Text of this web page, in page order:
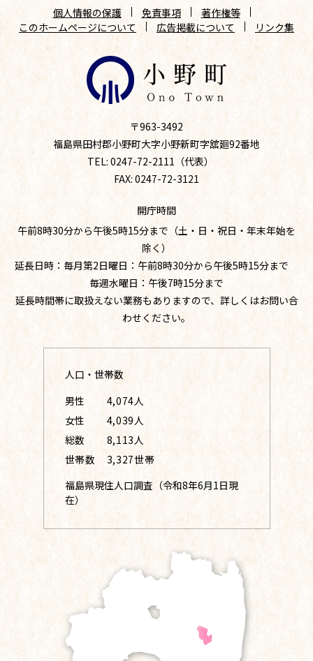
個人情報の保護 免責事項
著作権等
このホームページについて
広告掲載について リンク集
〒963-3492
福島県田村郡小野町大字小野新町字舘廻92番地
TEL: 0247-72-2111（代表）
FAX: 0247-72-3121
開庁時間
午前8時30分から午後5時15分まで（土・日・祝日・年末年始を
除く）
延長日時：毎月第2日曜日：午前8時30分から午後5時15分まで
毎週水曜日：午後7時15分まで
延長時間帯に取扱えない業務もありますので、詳しくはお問い合
わせください。
人口・世帯数
男性
4,074人
女性
4,039人
総数
8,113人
世帯数
3,327世帯
福島県現住人口調査（令和8年6月1日現
在）